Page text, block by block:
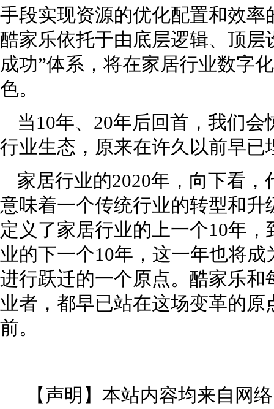
手段实现资源的优化配置和效
酷家乐依托于由底层逻辑、顶
成功”体系，将在家居行业数字
色。
当10年、20年后回首，我们
行业生态，原来在许久以前早已
家居行业的2020年，向下看
意味着一个传统行业的转型和
定义了家居行业的上一个10年
业的下一个10年，这一年也将
进行跃迁的一个原点。酷家乐
业者，都早已站在这场变革的
前。
【声明】本站内容均来自网